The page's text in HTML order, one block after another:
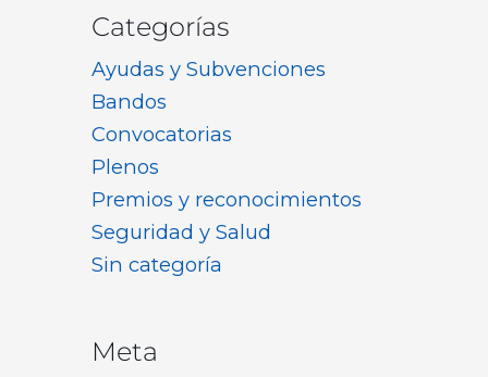
Categorías
Ayudas y Subvenciones
Bandos
Convocatorias
Plenos
Premios y reconocimientos
Seguridad y Salud
Sin categoría
Meta